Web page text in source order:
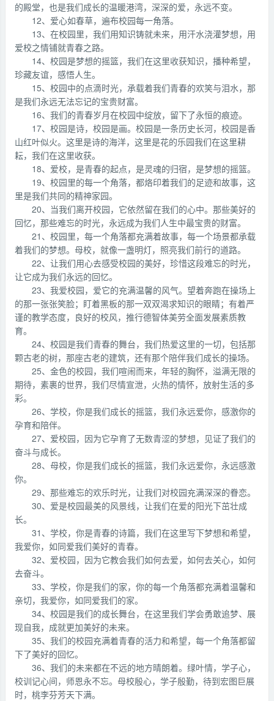
的殿堂，也是我们成长的温暖港湾，深深的爱，永远不变。
12、爱心如春草，遍布校园每一角落。
13、在校园里，我们用知识铸就未来，用汗水浇灌梦想，用
爱校之情铺就青春之路。
14、校园是梦想的摇篮，我们在这里收获知识，播种希望，
珍藏友谊，感悟人生。
15、校园中的点滴时光，承载着我们青春的欢笑与泪水，那
是我们永远无法忘记的宝贵财富。
16、我们的青春岁月在校园中绽放，留下了永恒的痕迹。
17、校园是诗，校园是画。校园是一条历史长河，校园是香
山红叶似火。这里是诗的海洋，这里是花的乐园我们在这里耕
耘，我们在这里收获。
18、爱校，是青春的起点，是灵魂的归宿，是梦想的摇篮。
19、校园里的每一个角落，都烙印着我们的足迹和故事，这
里是我们共同的精神家园。
20、当我们离开校园，它依然留在我们的心中。那些美好的
回忆，那些难忘的时光，永远成为我们人生中最宝贵的财富。
21、校园里，每一个角落都充满着故事，每一个场景都承载
着我们的梦想。母校，就像一盏明灯，照亮我们前行的道路。
22、让我们用心去感受校园的美好，珍惜这段难忘的时光，
让它成为我们永远的回忆。
23、我爱校园，爱它的充满温馨的风气。望着奔跑在操场上
的那一张张笑脸；盯着黑板的那一双双渴求知识的眼睛；有着严
谨的教学态度，良好的校风，推行德智体美劳全面发展素质教
育。
24、校园是我们青春的舞台，我们热爱这里的一切，包括那
颗古老的树，那座古老的建筑，还有那个陪伴我们成长的操场。
25、金色的校园，我们喧闹而来，年轻的胸怀，溢满无限的
期待，素裹的世界，我们尽情宣泄，火热的情怀，放射生活的多
彩。
26、学校，你是我们成长的摇篮，我们永远爱你，感激你的
孕育和陪伴。
27、爱校园，因为它孕育了无数青涩的梦想，见证了我们的
奋斗与成长。
28、母校，你是我们成长的摇篮，我们永远爱你，永远感激
你。
29、那些难忘的欢乐时光，让我们对校园充满深深的眷恋。
30、爱是校园最美的风景线，让我们在爱的阳光下茁壮成
长。
31、学校，你是青春的诗篇，我们在这里写下梦想和希望，
我爱你，如同爱我们美好的青春。
32、爱校园，因为它教会我们如何去爱，如何去关心，如何
去奋斗。
33、学校，你是我们的家，你的每一个角落都充满着温馨和
亲切，我爱你，如同爱我们的家。
34、校园是我们的成长舞台，在这里我们学会勇敢追梦、展
现自我，成就更加美好的未来。
35、我们的校园充满着青春的活力和希望，每一个角落都留
下了美好的回忆。
36、我们的未来都在不远的地方晴朗着。绿叶情，学子心，
校训记心间，师恩永不忘。母校殷心，学子殷勤，待到宏图巨展
时，桃李芬芳天下满。